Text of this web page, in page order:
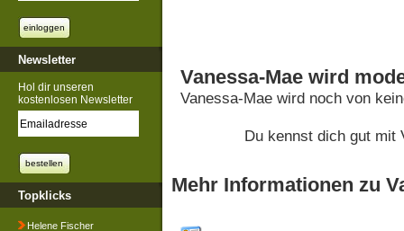
Newsletter
Hol dir unseren
kostenlosen Newsletter
Topklicks
Helene Fischer
Vanessa-Mae wird
Vanessa-Mae wird noch von
Du kennst dich gut mit
Mehr Informationen zu